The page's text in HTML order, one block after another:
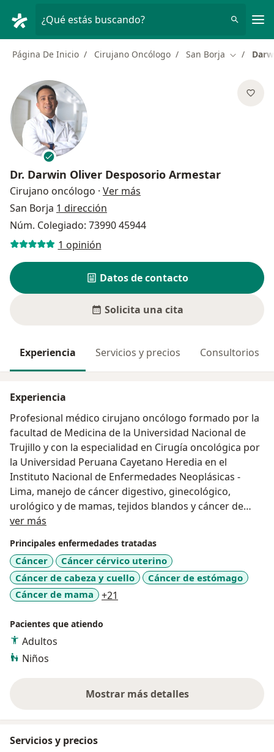
¿Qué estás buscando?
Página De Inicio Cirujano Oncólogo San Borja Cambiar
Dr. Darwin Oliver Desposorio Armestar
Cirujano oncólogo · Ver más
San Borja 1 dirección
Núm. Colegiado: 73990 45944
1 opinión
Datos de contacto
Solicita una cita
Experiencia Servicios y precios Consultorios
Experiencia
Profesional médico cirujano oncólogo formado por la
facultad de Medicina de la Universidad Nacional de
Trujillo y con la especialidad en Cirugía oncológica por
la Universidad Peruana Cayetano Heredia en el
Instituto Nacional de Enfermedades Neoplásicas -
Lima, manejo de cáncer digestivo, ginecológico,
urológico y de mamas, tejidos blandos y cáncer de
piel.
ver más
Principales enfermedades tratadas
Cáncer
Cáncer cérvico uterino
Cáncer de cabeza y cuello
Cáncer de estómago
Cáncer de mama
+21
Pacientes que atiendo
Adultos
Niños
Mostrar más detalles
sobre la experiencia
Servicios y precios